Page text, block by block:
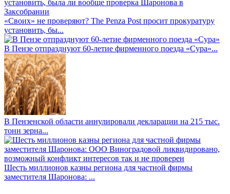
«Своих» не проверяют? The Penza Post просит прокуратуру
установить, бы...
В Пензе отпразднуют 60-летие фирменного поезда «Сура»...
В Пензенской области аннулировали декларации на 215 тыс.
тонн зерна...
Шесть миллионов казны региона для частной фирмы
заместителя Шаронова: ...